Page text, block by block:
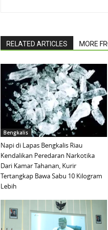
RELATED ARTICLES MORE
Bengkalis
Napi di Lapas Bengkalis Riau
Kendalikan Peredaran Narkotika
Dari Kamar Tahanan, Kurir
Tertangkap Bawa Sabu 10 Kilogram
Lebih